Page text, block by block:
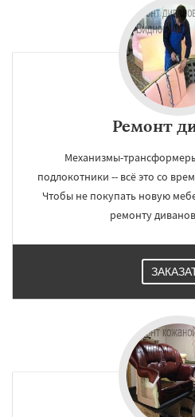
Ремонт
Механизмы-
подлокотники -- всё это со
Чтобы не покупать новую
ремонту